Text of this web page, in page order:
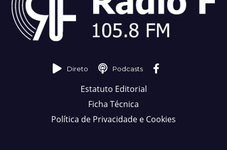
Direto Podcasts
Estatuto Editorial
Ficha Técnica
Política de Privacidade e Cookies